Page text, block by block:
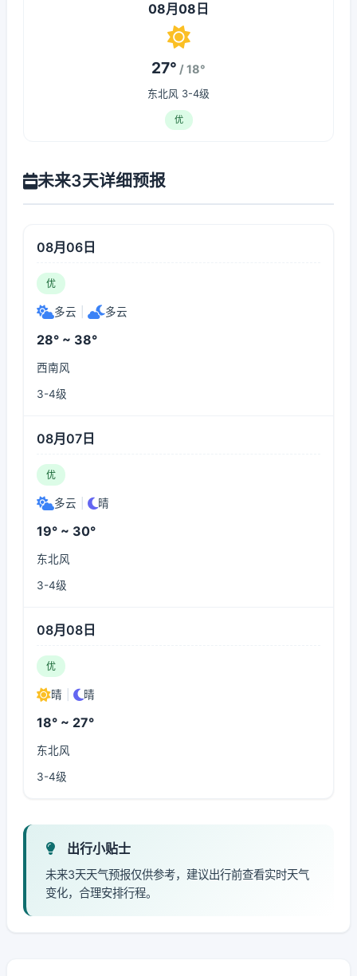
08月08日
27° / 18°
东北风 3-4级
优
未来3天详细预报
08月06日
优
多云 多云
28° ~ 38°
西南风
3-4级
08月07日
优
多云 晴
19° ~ 30°
东北风
3-4级
08月08日
优
晴 晴
18° ~ 27°
东北风
3-4级
出行小贴士
未来3天天气预报仅供参考，建议出行前查看实时天气
变化，合理安排行程。